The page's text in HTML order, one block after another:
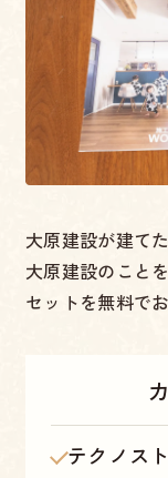
大原建設が建て
大原建設のこと
セットを無料で
テクノス